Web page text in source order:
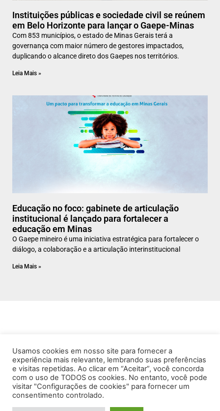
Instituições públicas e sociedade civil se reúnem
em Belo Horizonte para lançar o Gaepe-Minas
Com 853 municípios, o estado de Minas Gerais terá a
governança com maior número de gestores impactados,
duplicando o alcance direto dos Gaepes nos territórios.
Leia Mais »
Educação no foco: gabinete de articulação
institucional é lançado para fortalecer a
educação em Minas
O Gaepe mineiro é uma iniciativa estratégica para fortalecer o
diálogo, a colaboração e a articulação interinstitucional
Leia Mais »
Usamos cookies em nosso site para fornecer a
experiência mais relevante, lembrando suas preferências
e visitas repetidas. Ao clicar em “Aceitar”, você concorda
com o uso de TODOS os cookies. No entanto, você pode
visitar "Configurações de cookies" para fornecer um
consentimento controlado.